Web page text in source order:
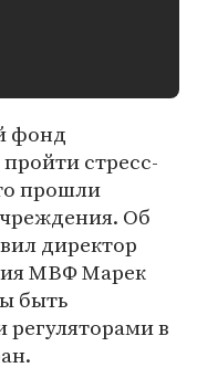
фонд
стресс-
прошли
Об
директор
МВФ Марек
быть
в